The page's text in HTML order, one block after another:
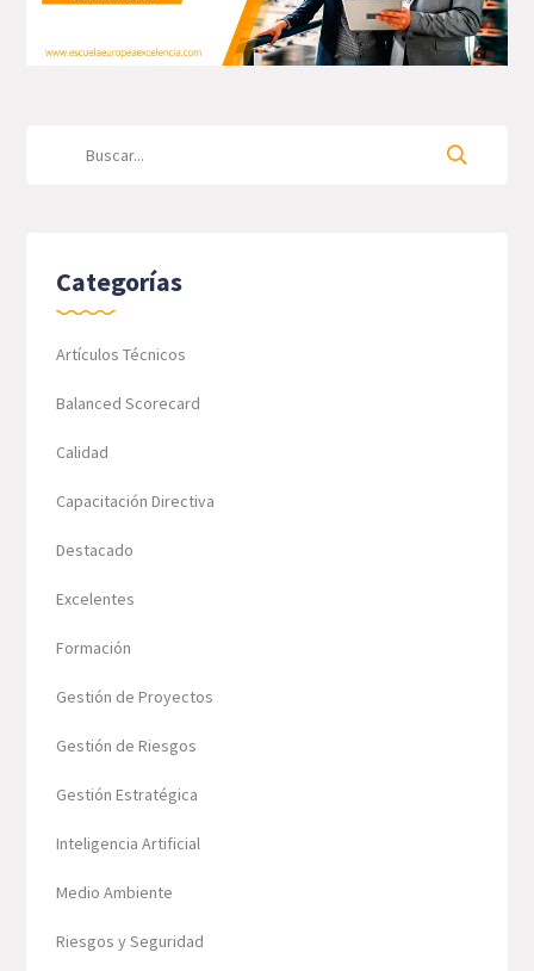
Categorías
Artículos Técnicos
Balanced Scorecard
Calidad
Capacitación Directiva
Destacado
Excelentes
Formación
Gestión de Proyectos
Gestión de Riesgos
Gestión Estratégica
Inteligencia Artificial
Medio Ambiente
Riesgos y Seguridad